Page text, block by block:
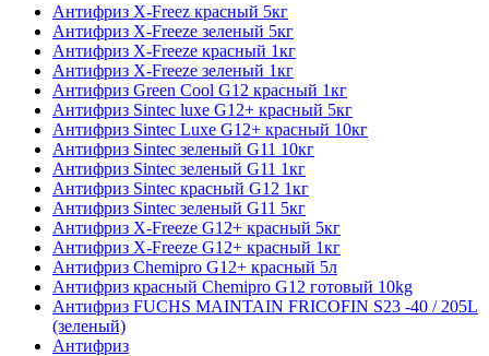
Антифриз X-Freez красный 5кг
Антифриз X-Freeze зеленый 5кг
Антифриз X-Freeze красный 1кг
Антифриз X-Freeze зеленый 1кг
Антифриз Green Cool G12 красный 1кг
Антифриз Sintec luxe G12+ красный 5кг
Антифриз Sintec Luxe G12+ красный 10кг
Антифриз Sintec зеленый G11 10кг
Антифриз Sintec зеленый G11 1кг
Антифриз Sintec красный G12 1кг
Антифриз Sintec зеленый G11 5кг
Антифриз X-Freeze G12+ красный 5кг
Антифриз X-Freeze G12+ красный 1кг
Антифриз Chemipro G12+ красный 5л
Антифриз красный Chemipro G12 готовый 10kg
Антифриз FUCHS MAINTAIN FRICOFIN S23 -40 / 205L
(зеленый)
Антифриз